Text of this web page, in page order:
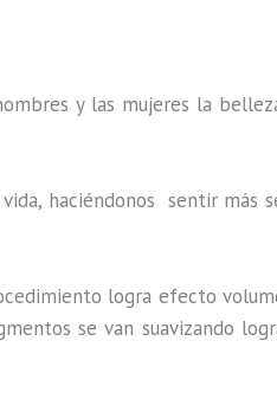
y las mujeres la
haciéndonos sentir más
logra efecto
se van suavizando